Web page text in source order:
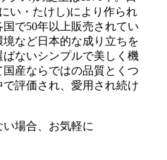
い・たけし)により作られ
で50年以上販売されてい
など日本的な成り立ちを
ないシンプルで美しく機
産ならではの品質とくつ
評価され、愛用され続け
場合、お気軽に